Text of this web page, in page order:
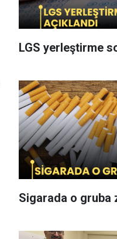
LGS yerleştirme
Sigarada o gruba